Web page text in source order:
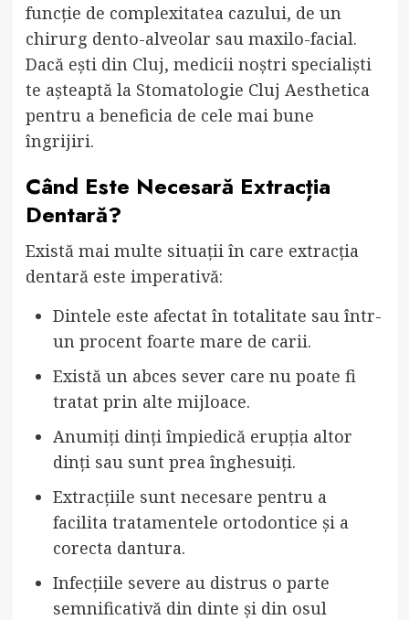
funcție de complexitatea cazului, de un
chirurg dento-alveolar sau maxilo-facial.
Dacă ești din Cluj, medicii noștri specialiști
te așteaptă la Stomatologie Cluj Aesthetica
pentru a beneficia de cele mai bune
îngrijiri.
Când Este Necesară Extracția
Dentară?
Există mai multe situații în care extracția
dentară este imperativă:
Dintele este afectat în totalitate sau într-
un procent foarte mare de carii.
Există un abces sever care nu poate fi
tratat prin alte mijloace.
Anumiți dinți împiedică erupția altor
dinți sau sunt prea înghesuiți.
Extracțiile sunt necesare pentru a
facilita tratamentele ortodontice și a
corecta dantura.
Infecțiile severe au distrus o parte
semnificativă din dinte și din osul